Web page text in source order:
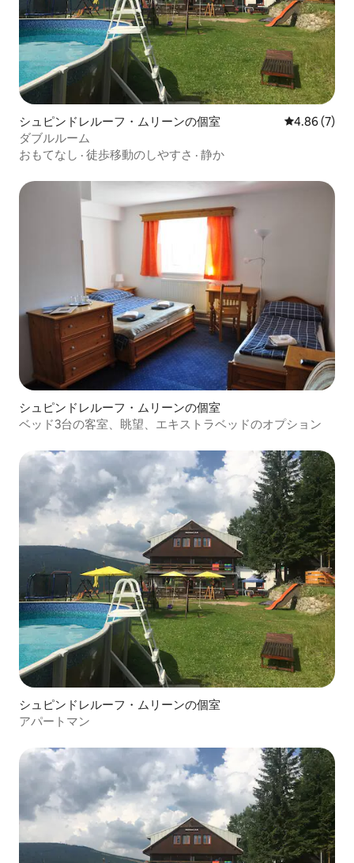
シュピンドレルーフ・ムリーンの個室 レビュー7
4.86 (7)
ダブルルーム
おもてなし · 徒歩移動のしやすさ · 静か
シュピンドレルーフ・ムリーンの個室
ベッド3台の客室、眺望、エキストラベッドのオプション
シュピンドレルーフ・ムリーンの個室
アパートマン